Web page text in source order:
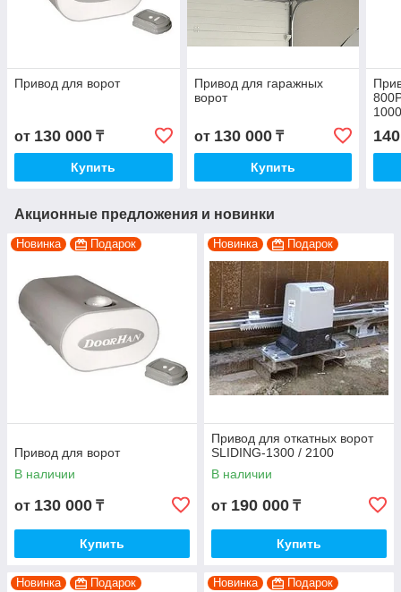
Привод для ворот
от 130 000 ₸
Купить
Привод для гаражных
ворот
от 130 000₸
Купить
Акционные предложения и новинки
Новинка Подарок
Привод для ворот
В наличии
от 130 000 ₸
Купить
Новинка Подарок
Привод для откатных ворот
SLIDING-1300 / 2100
В наличии
от 190 000 ₸
Купить
Новинка Подарок Новинка Подарок